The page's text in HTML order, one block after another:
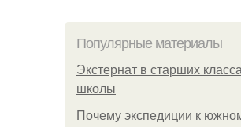
Популярные материалы
Экстернат в старших
школы
Почему экспедиции к